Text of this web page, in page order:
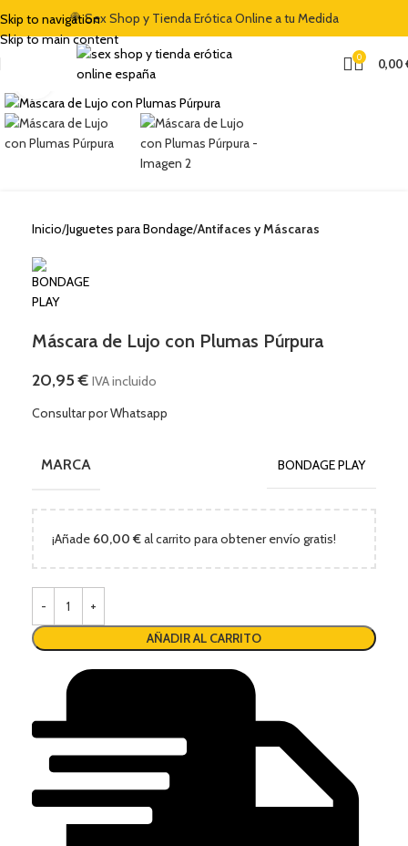
Skip to navigation
Skip to main content
🍭 Sex Shop y Tienda Erótica Online a tu Medida
0 0,00
Clic para ampliar
Inicio Juguetes para Bondage Antifaces y Máscaras
Máscara de Lujo con Plumas Púrpura
20,95€ IVA incluido
Consultar por Whatsapp
MARCA BONDAGE PLAY
¡Añade 60,00 €al carrito para obtener envío gratis!
AÑADIR AL CARRITO
5% CON EL CÓDIGO "DULCES5"🏷️ CUPÓN DE DESCUENTO DE